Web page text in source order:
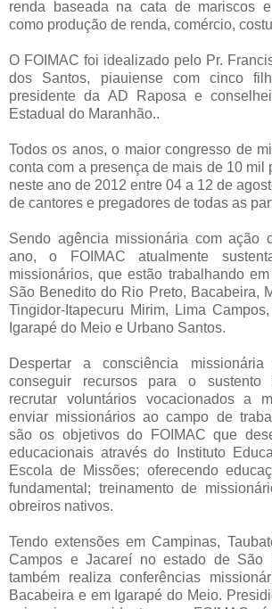
renda baseada na cata de mariscos
como produção de renda, comércio,
O FOIMAC foi idealizado pelo Pr.
dos Santos, piauiense com cinco
presidente da AD Raposa e
Estadual do Maranhão..
Todos os anos, o maior congresso de
conta com a presença de mais de 10 mil
neste ano de 2012 entre 04 a 12 de
de cantores e pregadores de todas as
Sendo agência missionária com ação
ano, o FOIMAC atualmente
missionários, que estão trabalhando
São Benedito do Rio Preto, Bacabeira,
Tingidor-Itapecuru Mirim, Lima
Igarapé do Meio e Urbano Santos.
Despertar a consciência missionária
conseguir recursos para o sustento
recrutar voluntários vocacionados a
enviar missionários ao campo de
são os objetivos do FOIMAC que
educacionais através do Instituto
Escola de Missões; oferecendo
fundamental; treinamento de
obreiros nativos.
Tendo extensões em Campinas,
Campos e Jacareí no estado de São
também realiza conferências
Bacabeira e em Igarapé do Meio.